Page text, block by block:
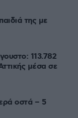
της με
113.782
μέσα σε
οστά – 5